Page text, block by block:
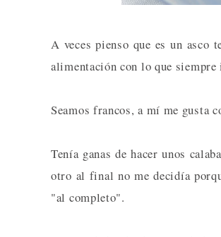
A veces pienso que es un asco
alimentación con lo que
Seamos francos, a mí me gusta
Tenía ganas de hacer unos
otro al final no me decidía
"al completo".